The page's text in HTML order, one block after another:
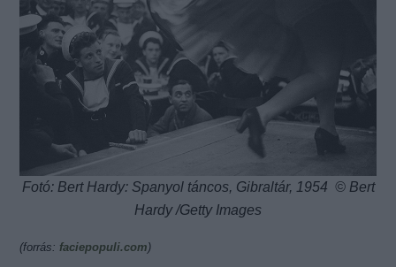
Fotó: Bert Hardy: Spanyol táncos, Gibraltár, 1954 © Bert
Hardy /Getty Images
(forrás: faciepopuli.com)